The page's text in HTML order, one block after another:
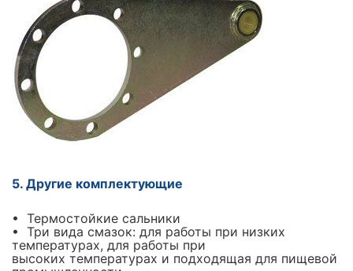
5. Другие комплектующие
• Термостойкие сальники
• Три вида смазок: для работы при низких
температурах, для работы при
высоких температурах и подходящая для пищевой